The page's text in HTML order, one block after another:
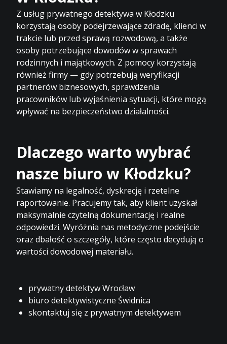
Z usług prywatnego detektywa w Kłodzku
korzystają osoby podejrzewające zdradę, klienci w
trakcie lub przed sprawą rozwodową, a także
osoby potrzebujące dowodów w sprawach
rodzinnych i majątkowych. Z pomocy korzystają
również firmy — gdy potrzebują weryfikacji
partnerów biznesowych, sprawdzenia
pracowników lub wyjaśnienia sytuacji, które mogą
wpływać na bezpieczeństwo działalności.
Dlaczego warto wybrać
nasze biuro w Kłodzku?
Stawiamy na legalność, dyskrecję i rzetelne
raportowanie. Pracujemy tak, aby klient uzyskał
maksymalnie czytelną dokumentację i realne
odpowiedzi. Wyróżnia nas metodyczne podejście
oraz dbałość o szczegóły, które często decydują o
wartości dowodowej materiału.
prywatny detektyw Wrocław
biuro detektywistyczne Świdnica
skontaktuj się z prywatnym detektywem